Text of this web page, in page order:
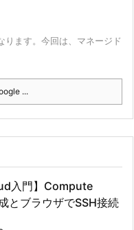
ます。今回は、マネージド
...
入門】Compute
とブラウザでSSH接続